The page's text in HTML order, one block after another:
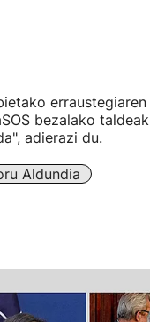
erraustegiaren
bezalako taldeak
adierazi du.
Aldundia